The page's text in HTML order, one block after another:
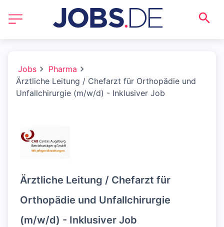
Jobs
Pharma
Ärztliche Leitung / Chefarzt für Orthopädie und
Unfallchirurgie (m/w/d) - Inklusiver Job
Ärztliche Leitung / Chefarzt für
Orthopädie und Unfallchirurgie
(m/w/d) - Inklusiver Job